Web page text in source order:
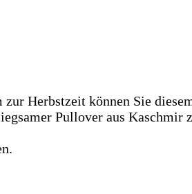
Herbstzeit können Sie
Pullover aus Kaschmir